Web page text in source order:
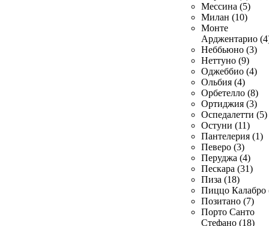
Мессина (5)
Милан (10)
Монте
Арджентарио
Неббьюно (3)
Неттуно (9)
Оджеббио (4)
Ольбия (4)
Орбетелло (8)
Ортиджия (3)
Оспедалетти (5)
Остуни (11)
Пантелерия (1)
Певеро (3)
Перуджа (4)
Пескара (31)
Пиза (18)
Пиццо Калабро
Позитано (7)
Порто Санто
Стефано (18)